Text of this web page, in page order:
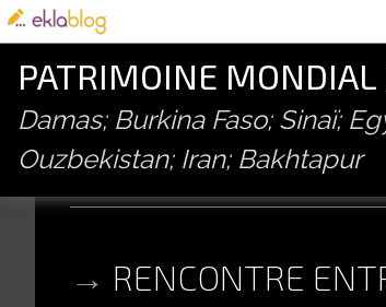
PATRIMOINE MONDIAL
Damas; Burkina Faso; Sinaï;
Ouzbekistan; Iran; Bakhtapur
RENCONTRE